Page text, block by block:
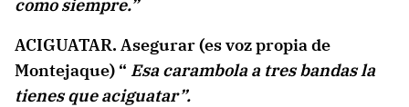
como siempre.”
ACIGUATAR. Asegurar (es voz propia de
Montejaque) “ Esa carambola a tres bandas la
tienes que aciguatar”.